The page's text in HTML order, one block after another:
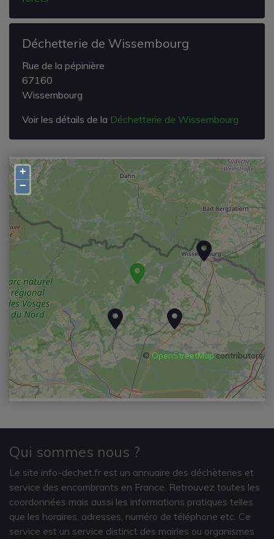
+
−
©OpenStreetMapcontributors
Déchetterie de Wissembourg
Rue de la pépinière
67160
Wissembourg
Voir les détails de la Déchetterie de Wissembourg
Qui sommes nous ?
Le site info-dechet.fr est un annuaire des déchèteries et
service des encombrants en France. Retrouvez toutes les
coordonnées mais aussi les informations pratiques telles
que les horaires, adresses, numéro de téléphone etc. Ce
service est un service distinct des mairies ou organismes